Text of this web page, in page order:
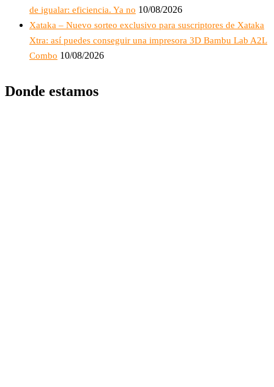
de igualar: eficiencia. Ya no 10/08/2026
Xataka – Nuevo sorteo exclusivo para suscriptores de Xataka
Xtra: así puedes conseguir una impresora 3D Bambu Lab A2L
Combo 10/08/2026
Donde estamos